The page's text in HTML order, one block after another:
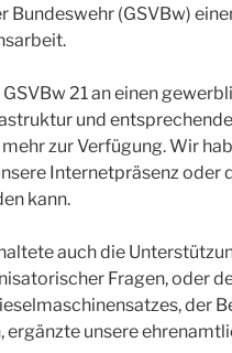
(GSVBw)
21 an einen
und
zur Verfügung. Wir
Internetpräsenz
kann.
auch die
Fragen, oder
der
ergänzte unsere